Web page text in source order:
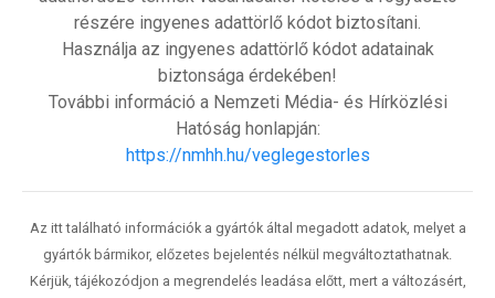
részére ingyenes adattörlő kódot biztosítani.
Használja az ingyenes adattörlő kódot adatainak
biztonsága érdekében!
További információ a Nemzeti Média- és Hírközlési
Hatóság honlapján:
https://nmhh.hu/veglegestorles
Az itt található információk a gyártók által megadott adatok, melyet a
gyártók bármikor, előzetes bejelentés nélkül megváltoztathatnak.
Kérjük, tájékozódjon a megrendelés leadása előtt, mert a változásért,